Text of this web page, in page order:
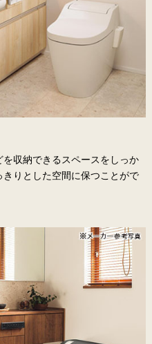
を収納できるスペースをしっか
りとした空間に保つことがで